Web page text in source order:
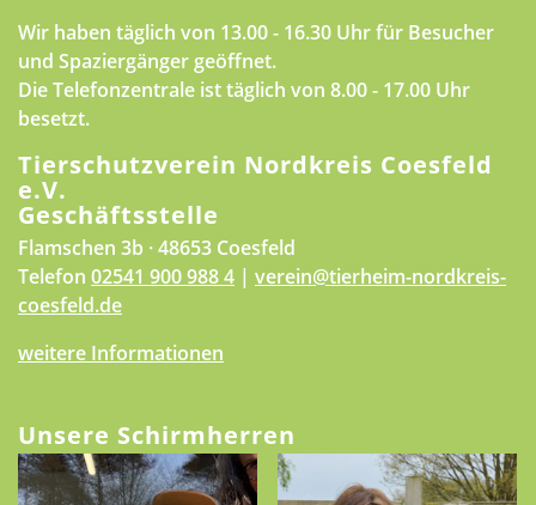
Wir haben täglich von 13.00 - 16.30 Uhr für Besucher
und Spaziergänger geöffnet.
Die Telefonzentrale ist täglich von 8.00 - 17.00 Uhr
besetzt.
Tierschutzverein Nordkreis Coesfeld
e.V.
Geschäftsstelle
Flamschen 3b · 48653 Coesfeld
Telefon 02541 900 988 4 | verein@tierheim-nordkreis-
coesfeld.de
weitere Informationen
Unsere Schirmherren